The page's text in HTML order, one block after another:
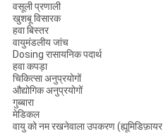
वसूली प्रणाली
खुशबू विसारक
हवा बिस्तर
वायुमंडलीय जांच
Dosing रासायनिक पदार्थ
हवा कपड़ा
चिकित्सा अनुप्रयोगों
औद्योगिक अनुप्रयोगों
गुब्बारा
मेडिकल
वायु को नम रखनेवाला उपकरण (ह्यूमिडिफ़ायर